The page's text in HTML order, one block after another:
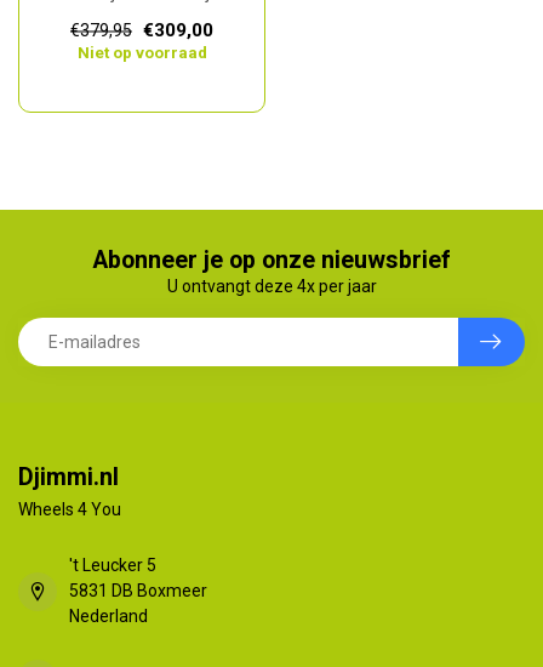
€379,95 €309,00
Niet op voorraad
Abonneer je op onze nieuwsbrief
U ontvangt deze 4x per jaar
Djimmi.nl
Wheels 4 You
't Leucker 5
5831 DB Boxmeer
Nederland